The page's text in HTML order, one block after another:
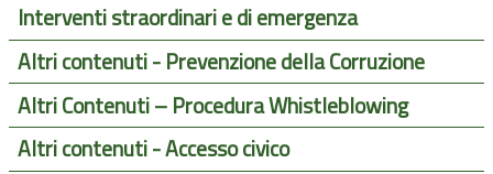
Interventi straordinari e di emergenza
Altri contenuti - Prevenzione della Corruzione
Altri Contenuti – Procedura Whistleblowing
Altri contenuti - Accesso civico